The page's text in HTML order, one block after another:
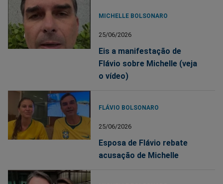
MICHELLE BOLSONARO
25/06/2026
Eis a manifestação de
Flávio sobre Michelle (veja
o vídeo)
FLÁVIO BOLSONARO
25/06/2026
Esposa de Flávio rebate
acusação de Michelle